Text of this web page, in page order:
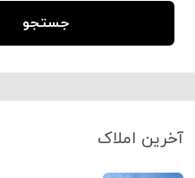
جستجو
آخرین املاک